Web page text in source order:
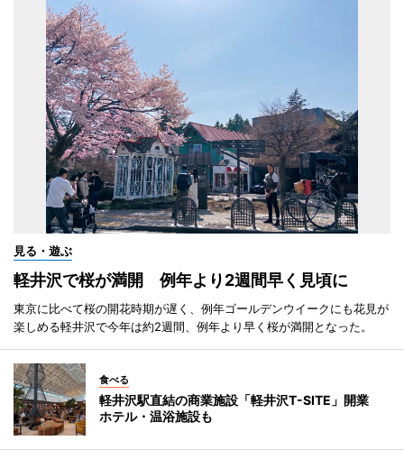
見る・遊ぶ
軽井沢で桜が満開 例年より2週間早く見頃に
東京に比べて桜の開花時期が遅く、例年ゴールデンウイークにも花見が
楽しめる軽井沢で今年は約2週間、例年より早く桜が満開となった。
食べる
軽井沢駅直結の商業施設「軽井沢T-SITE」開業
ホテル・温浴施設も